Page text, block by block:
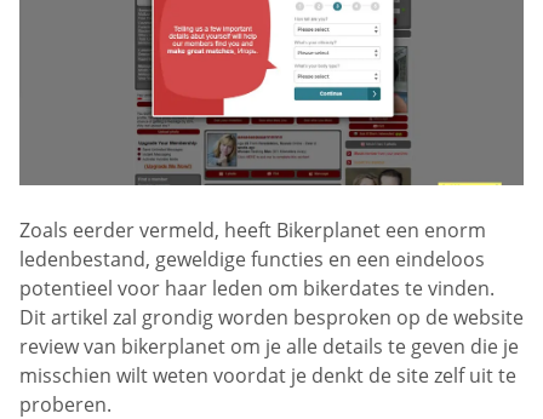
Zoals eerder vermeld, heeft Bikerplanet een enorm
ledenbestand, geweldige functies en een eindeloos
potentieel voor haar leden om bikerdates te vinden.
Dit artikel zal grondig worden besproken op de website
review van bikerplanet om je alle details te geven die je
misschien wilt weten voordat je denkt de site zelf uit te
proberen.